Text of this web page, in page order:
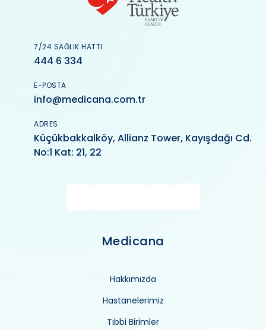
7/24 SAĞLIK HATTI
444 6 334
E-POSTA
info@medicana.com.tr
ADRES
Küçükbakkalköy, Allianz Tower, Kayışdağı Cd.
No:1 Kat: 21, 22
Medicana
Hakkımızda
Hastanelerimiz
Tıbbi Birimler